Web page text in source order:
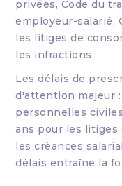
privées, Code du
employeur-salarié,
les litiges de
les infractions.
Les délais de
d'attention majeur
personnelles
ans pour les litiges
les créances
délais entraîne la